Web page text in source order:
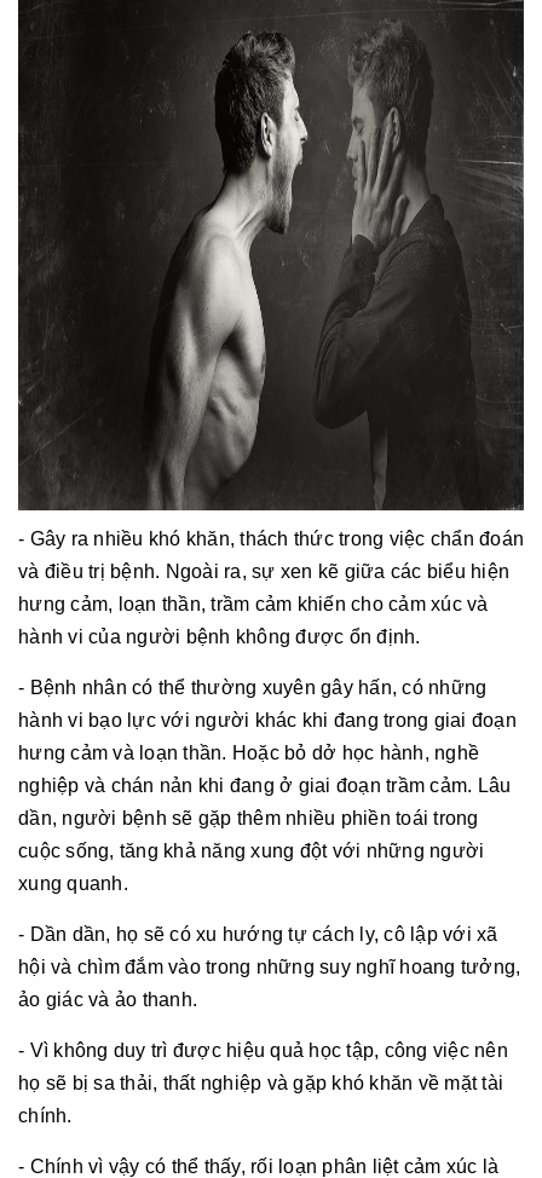
- Gây ra nhiều khó khăn, thách thức trong việc chẩn đoán
và điều trị bệnh. Ngoài ra, sự xen kẽ giữa các biểu hiện
hưng cảm, loạn thần, trầm cảm khiến cho cảm xúc và
hành vi của người bệnh không được ổn định.
- Bệnh nhân có thể thường xuyên gây hấn, có những
hành vi bạo lực với người khác khi đang trong giai đoạn
hưng cảm và loạn thần. Hoặc bỏ dở học hành, nghề
nghiệp và chán nản khi đang ở giai đoạn trầm cảm. Lâu
dần, người bệnh sẽ gặp thêm nhiều phiền toái trong
cuộc sống, tăng khả năng xung đột với những người
xung quanh.
- Dần dần, họ sẽ có xu hướng tự cách ly, cô lập với xã
hội và chìm đắm vào trong những suy nghĩ hoang tưởng,
ảo giác và ảo thanh.
- Vì không duy trì được hiệu quả học tập, công việc nên
họ sẽ bị sa thải, thất nghiệp và gặp khó khăn về mặt tài
chính.
- Chính vì vậy có thể thấy, rối loạn phân liệt cảm xúc là